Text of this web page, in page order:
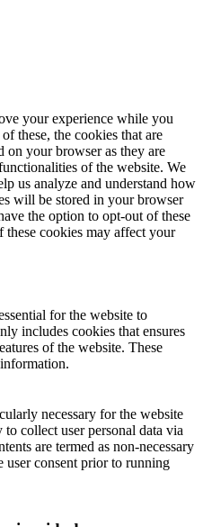
your experience while you
these, the cookies that are
on your browser as they are
of the website. We
us analyze and understand how
will be stored in your browser
the option to opt-out of these
cookies may affect your
for the website to
includes cookies that ensures
of the website. These
necessary for the website
collect user personal data via
are termed as non-necessary
user consent prior to running